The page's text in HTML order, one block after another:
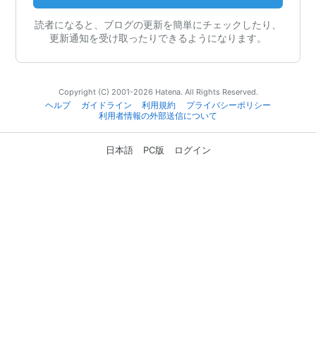
読者になると、ブログの更新を簡単にチェックしたり、
更新通知を受け取ったりできるようになります。
Copyright (C) 2001-2026 Hatena. All Rights Reserved.
ヘルプ
ガイドライン 利用規約
プライバシーポリシー
利用者情報の外部送信について
日本語 PC版 ログイン